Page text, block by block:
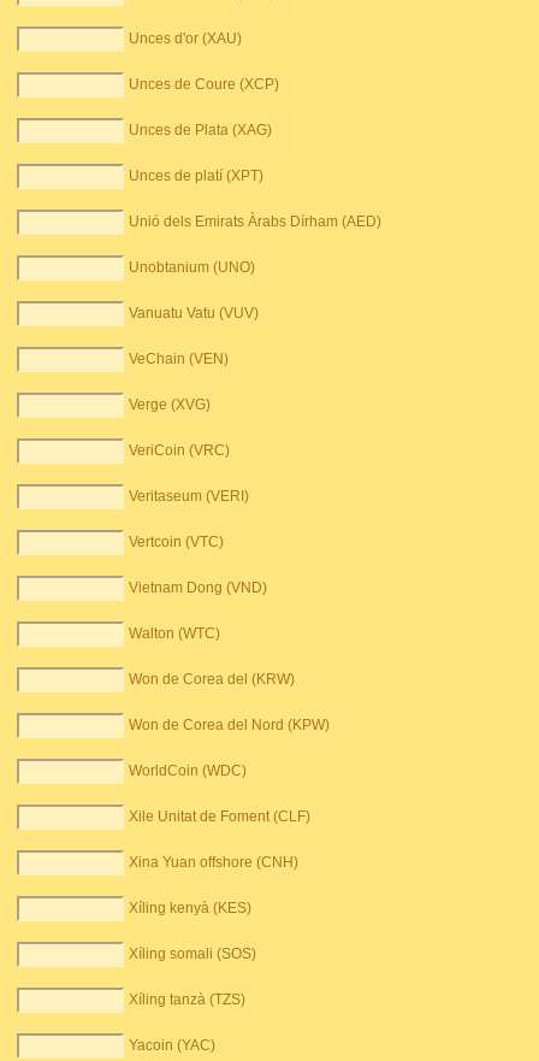
Unces d'or (XAU)
Unces de Coure (XCP)
Unces de Plata (XAG)
Unces de platí (XPT)
Unió dels Emirats Àrabs Dírham (AED)
Unobtanium (UNO)
Vanuatu Vatu (VUV)
VeChain (VEN)
Verge (XVG)
VeriCoin (VRC)
Veritaseum (VERI)
Vertcoin (VTC)
Vietnam Dong (VND)
Walton (WTC)
Won de Corea del (KRW)
Won de Corea del Nord (KPW)
WorldCoin (WDC)
Xile Unitat de Foment (CLF)
Xina Yuan offshore (CNH)
Xíling kenyà (KES)
Xíling somali (SOS)
Xíling tanzà (TZS)
Yacoin (YAC)